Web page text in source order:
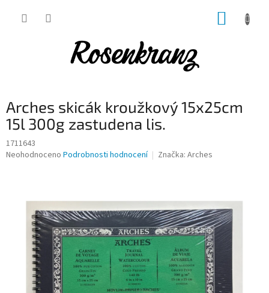
Arches skicák kroužkový 15x25cm
15l 300g zastudena lis.
1711643
Průměrné
hvězdiček.
Neohodnoceno Podrobnosti hodnocení Značka: Arches